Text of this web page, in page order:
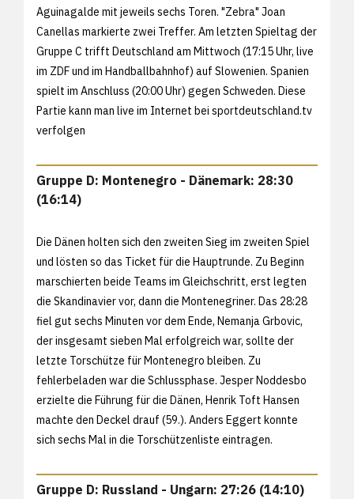
Aguinagalde mit jeweils sechs Toren. "Zebra" Joan
Canellas markierte zwei Treffer. Am letzten Spieltag der
Gruppe C trifft Deutschland am Mittwoch (17:15 Uhr, live
im ZDF und im Handballbahnhof) auf Slowenien. Spanien
spielt im Anschluss (20:00 Uhr) gegen Schweden. Diese
Partie kann man live im Internet bei sportdeutschland.tv
verfolgen
Gruppe D: Montenegro - Dänemark: 28:30
(16:14)
Die Dänen holten sich den zweiten Sieg im zweiten Spiel
und lösten so das Ticket für die Hauptrunde. Zu Beginn
marschierten beide Teams im Gleichschritt, erst legten
die Skandinavier vor, dann die Montenegriner. Das 28:28
fiel gut sechs Minuten vor dem Ende, Nemanja Grbovic,
der insgesamt sieben Mal erfolgreich war, sollte der
letzte Torschütze für Montenegro bleiben. Zu
fehlerbeladen war die Schlussphase. Jesper Noddesbo
erzielte die Führung für die Dänen, Henrik Toft Hansen
machte den Deckel drauf (59.). Anders Eggert konnte
sich sechs Mal in die Torschützenliste eintragen.
Gruppe D: Russland - Ungarn: 27:26 (14:10)